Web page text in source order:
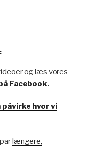
og læs vores
Facebook.
påvirke hvor vi
længere,